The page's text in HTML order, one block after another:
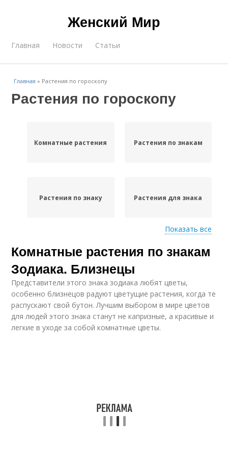
Женский Мир
Главная Новости Статьи
Главная » Растения по гороскопу
Растения по гороскопу
Комнатные растения Растения по знакам
Растения по знаку Растения для знака
Цветочный гороскоп
Растения для
близнецов
Домашние растения Магические растения
Показать все
Комнатные растения по знакам
Зодиака. Близнецы
Представители этого знака зодиака любят цветы,
особенно близнецов радуют цветущие растения, когда те
распускают свой бутон. Лучшим выбором в мире цветов
для людей этого знака станут не капризные, а красивые и
легкие в уходе за собой комнатные цветы.